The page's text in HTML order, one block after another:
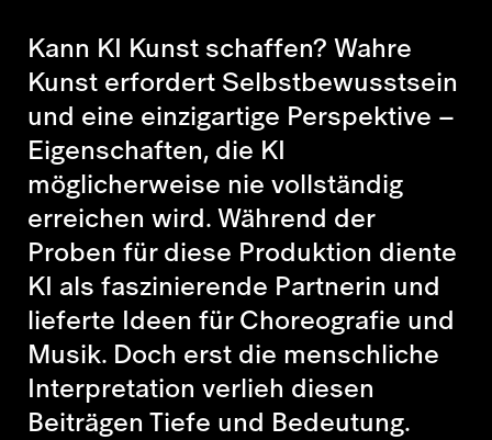
Kann KI Kunst schaffen? Wahre
Kunst erfordert Selbstbewusstsein
und eine einzigartige Perspektive –
Eigenschaften, die KI
möglicherweise nie vollständig
erreichen wird. Während der
Proben für diese Produktion diente
KI als faszinierende Partnerin und
lieferte Ideen für Choreografie und
Musik. Doch erst die menschliche
Interpretation verlieh diesen
Beiträgen Tiefe und Bedeutung.